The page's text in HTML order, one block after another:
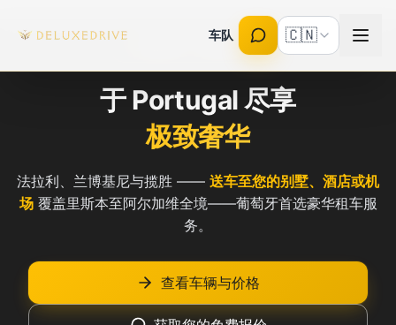
车队 🇨🇳
全额保险 · 持牌租车公司
于 Portugal 尽享
极致奢华
法拉利、兰博基尼与揽胜 —— 送车至您的别墅、酒店或机
场 覆盖里斯本至阿尔加维全境——葡萄牙首选豪华租车服
务。
查看车辆与价格